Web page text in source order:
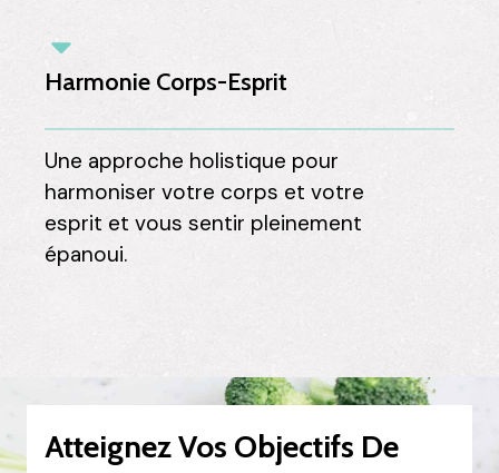
Harmonie Corps-Esprit
Une approche holistique pour
harmoniser votre corps et votre
esprit et vous sentir pleinement
épanoui.
Atteignez Vos Objectifs De